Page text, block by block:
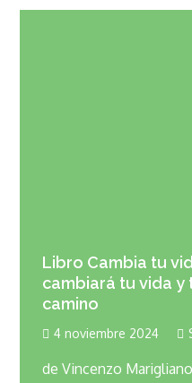
Libro Cambia tu
cambiará tu vida
camino
4 noviembre 2024
de Vincenzo